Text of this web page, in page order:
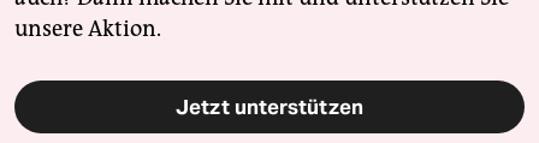
unsere Aktion.
Jetzt unterstützen